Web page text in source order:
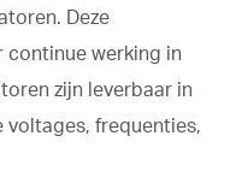
Deze
werking in
zijn leverbaar in
voltages, frequenties,